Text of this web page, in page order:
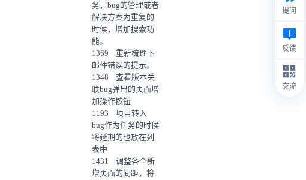
务，bug的管理或者
解决方案为重复的
时候，增加搜索功
能。
1369 重新梳理下
邮件错误的提示。
1348 查看版本关
联bug弹出的页面增
加操作按钮
1193 项目转入
bug作为任务的时候
将延期的也放在列
表中
1431 调整各个新
增页面的间距，将
提问
反馈
交流